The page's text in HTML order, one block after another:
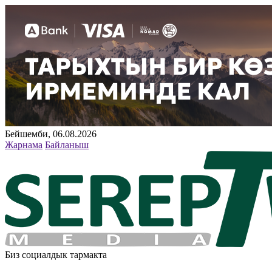
Бейшемби, 06.08.2026
Жарнама Байланыш
Биз социалдык тармакта